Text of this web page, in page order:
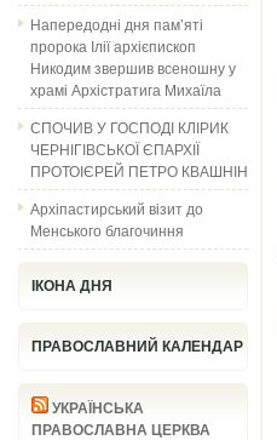
Напередодні дня пам’яті
пророка Ілії архієпископ
Никодим звершив всеношну у
храмі Архістратига Михаїла
СПОЧИВ У ГОСПОДІ КЛІРИК
ЧЕРНІГІВСЬКОЇ ЄПАРХІЇ
ПРОТОІЄРЕЙ ПЕТРО КВАШНІН
Архіпастирський візит до
Менського благочиння
ІКОНА ДНЯ
ПРАВОСЛАВНИЙ КАЛЕНДАР
УКРАЇНСЬКА
ПРАВОСЛАВНА ЦЕРКВА